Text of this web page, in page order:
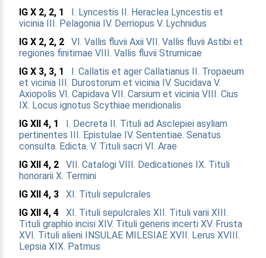
IG X 2, 2, 1
I. Lyncestis II. Heraclea Lyncestis et
vicinia III. Pelagonia IV. Derriopus V. Lychnidus
IG X 2, 2, 2
VI. Vallis fluvii Axii VII. Vallis fluvii Astibi et
regiones finitimae VIII. Vallis fluvii Strumicae
IG X 3, 3, 1
I. Callatis et ager Callatianus II. Tropaeum
et vicinia III. Durostorum et vicinia IV. Sucidava V.
Axiopolis VI. Capidava VII. Carsium et vicinia VIII. Cius
IX. Locus ignotus Scythiae meridionalis
IG XII 4, 1
I. Decreta II. Tituli ad Asclepiei asyliam
pertinentes III. Epistulae IV. Sententiae. Senatus
consulta. Edicta. V. Tituli sacri VI. Arae
IG XII 4, 2
VII. Catalogi VIII. Dedicationes IX. Tituli
honorarii X. Termini
IG XII 4, 3
XI. Tituli sepulcrales
IG XII 4, 4
XI. Tituli sepulcrales XII. Tituli varii XIII.
Tituli graphio incisi XIV. Tituli generis incerti XV. Frusta
XVI. Tituli alieni INSULAE MILESIAE XVII. Lerus XVIII.
Lepsia XIX. Patmus